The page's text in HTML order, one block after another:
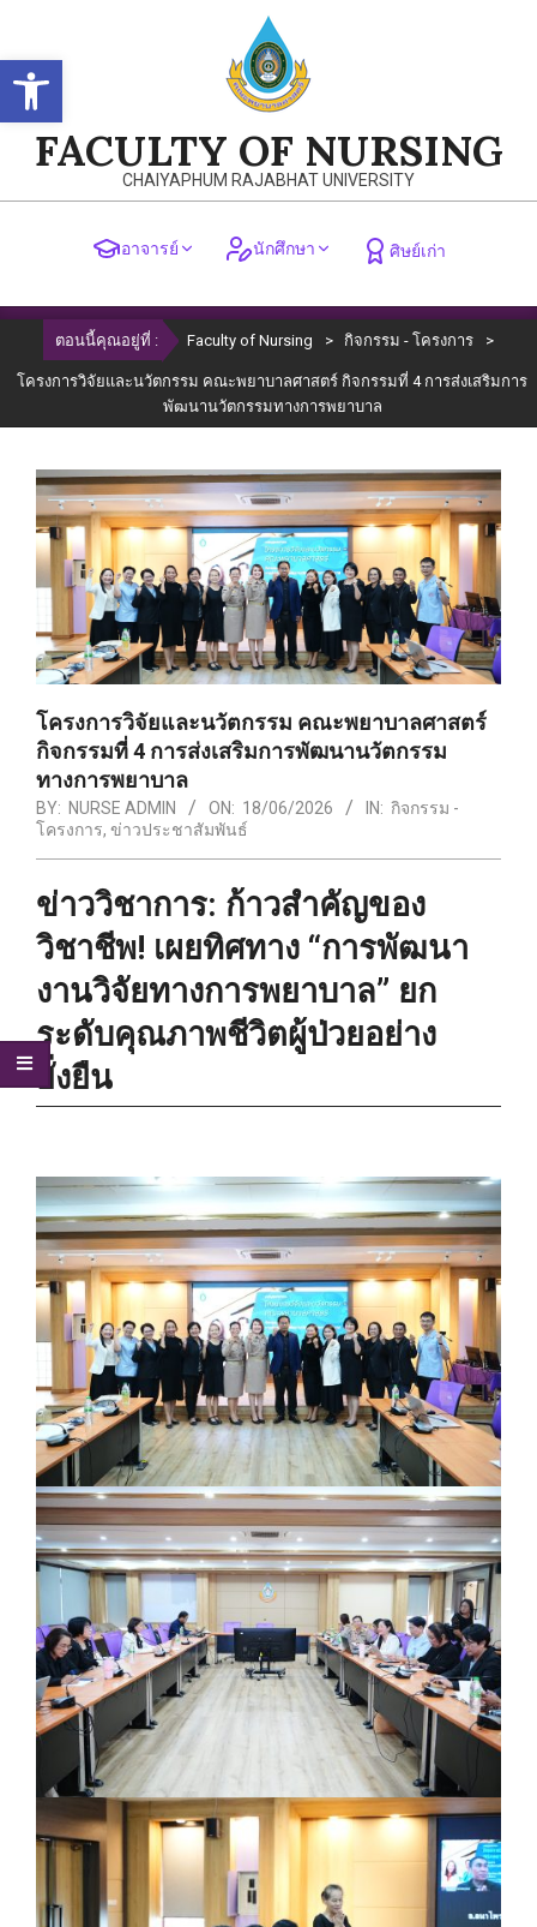
Open toolbar
content
FACULTY OF NURSING
CHAIYAPHUM RAJABHAT UNIVERSITY
อาจารย์ นักศึกษา ศิษย์เก่า
Primary
Navigation
Menu
ตอนนี้คุณอยู่ที่ : Faculty of Nursing > กิจกรรม - โครงการ >
โครงการวิจัยและนวัตกรรม คณะพยาบาลศาสตร์ กิจกรรมที่ 4 การส่งเสริมการ
พัฒนานวัตกรรมทางการพยาบาล
โครงการวิจัยและนวัตกรรม คณะพยาบาลศาสตร์
กิจกรรมที่ 4 การส่งเสริมการพัฒนานวัตกรรม
ทางการพยาบาล
BY: NURSE ADMIN ON: 18/06/2026 IN: กิจกรรม -
โครงการ, ข่าวประชาสัมพันธ์
ข่าววิชาการ: ก้าวสำคัญของ
วิชาชีพ! เผยทิศทาง “การพัฒนา
งานวิจัยทางการพยาบาล” ยก
ระดับคุณภาพชีวิตผู้ป่วยอย่าง
ยั่งยืน